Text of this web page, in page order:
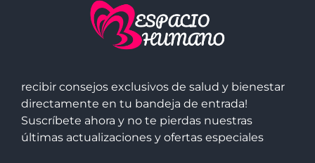
recibir consejos exclusivos de salud y bienestar
directamente en tu bandeja de entrada!
Suscríbete ahora y no te pierdas nuestras
últimas actualizaciones y ofertas especiales